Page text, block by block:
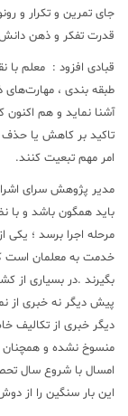
جای تمرین و تکرار و
قدرت تفکر و ذهن
قبادی افزود : معلم با
طبقه بندی ، مهارت‌های
آشنا نماید و هم
تاکید بر کاهش یا حذف
امر مهم تبعیت کنند.
مدیر پژوهش سرای
باید همگون باشد و با
مرحله اجرا برسد ؛ یکی
خدمت به معلمان است
بگیرند .در بسیاری از
پیش دیگر نه خبری از
دیگر خبری از تکالیف
منسوخ نشده و همچنان
امسال با شروع سال
این بار سنگین را از